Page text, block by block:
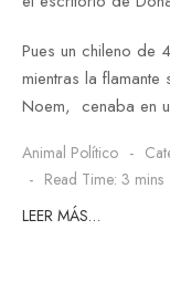
Pues un chileno de
mientras la
Noem, cenaba en
Animal Político
Read Time: 3 mins
LEER MÁS…